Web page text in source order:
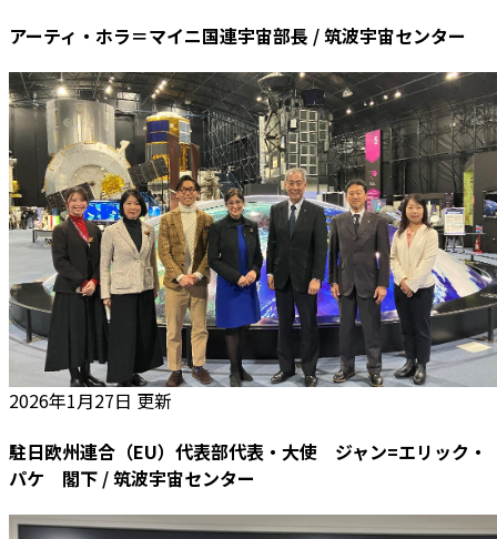
アーティ・ホラ＝マイニ国連宇宙部長 / 筑波宇宙センター
2026年1月27日 更新
駐日欧州連合（EU）代表部代表・大使 ジャン=エリック・
パケ 閣下 / 筑波宇宙センター